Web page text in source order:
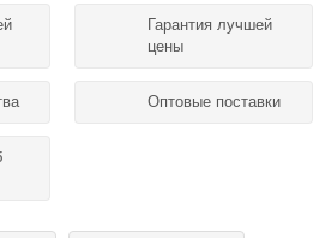
Гарантия лучшей
цены
Оптовые поставки